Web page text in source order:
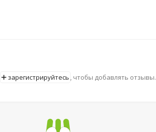
зарегистрируйтесь , чтобы добавлять отзывы.